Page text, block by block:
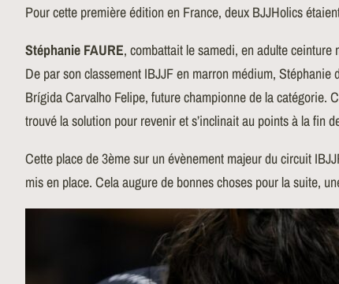
Pour cette première édition en France, deux BJJHolics
Stéphanie FAURE, combattait le samedi, en adulte ceinture
De par son classement IBJJF en marron médium,
Brígida Carvalho Felipe, future championne de la catégorie.
trouvé la solution pour revenir et s’inclinait au points à la fin
Cette place de 3ème sur un évènement majeur du circuit
mis en place. Cela augure de bonnes choses pour la suite,